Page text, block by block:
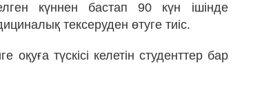
күннен бастап 90 күн ішінде
тексеруден өтуге тиіс.
түскісі келетін студенттер бар